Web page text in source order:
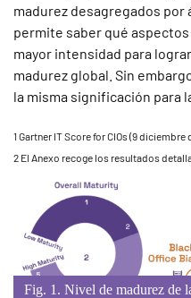
madurez desagregados
permite saber qué
mayor intensidad para
madurez global. Sin
la misma significación para
1 Gartner IT Score for CIOs (9 diciembre
2 El Anexo recoge los resultados
Fig. 1. Nivel de madurez de